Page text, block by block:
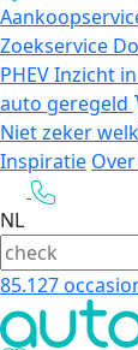
Zoekservice
PHEVInzicht
auto geregeld
Niet zeker
Inspiratie
NL
85.127